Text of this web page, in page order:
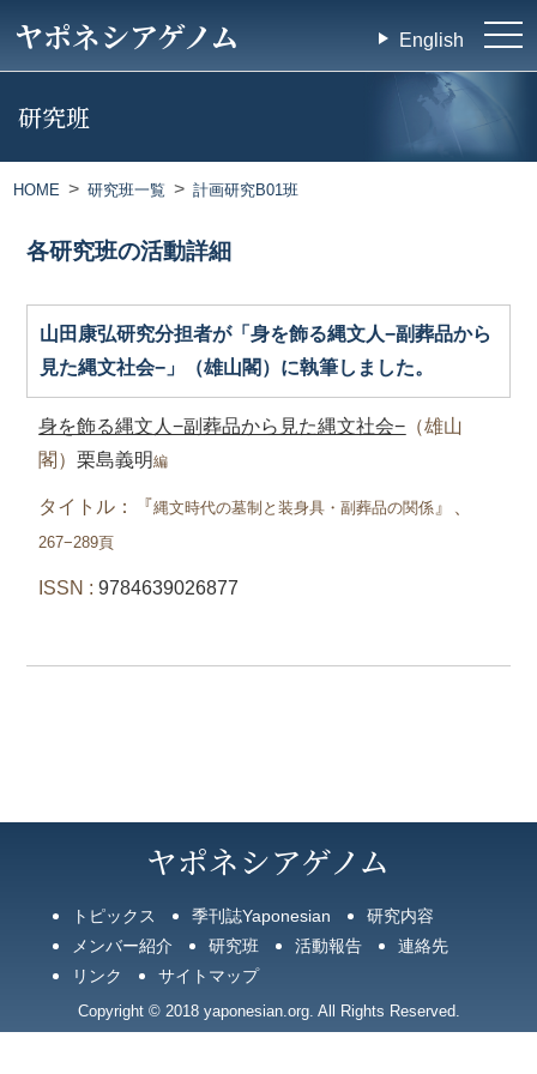
ヤポネシアゲノム English
研究班
HOME 研究班一覧 計画研究B01班
各研究班の活動詳細
山田康弘研究分担者が「身を飾る縄文人−副葬品から
見た縄文社会−」（雄山閣）に執筆しました。
身を飾る縄文人−副葬品から見た縄文社会− （雄山
閣）栗島義明編
タイトル：『縄文時代の墓制と装身具・副葬品の関係 』、
267−289頁
ISSN :9784639026877
ヤポネシアゲノム
トピックス 季刊誌Yaponesian
研究内容
メンバー紹介
研究班 活動報告
連絡先
リンク
サイトマップ
Copyright © 2018 yaponesian.org. All Rights Reserved.